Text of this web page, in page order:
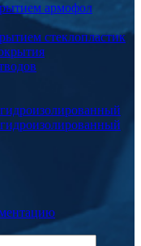
армофол
стеклопластик